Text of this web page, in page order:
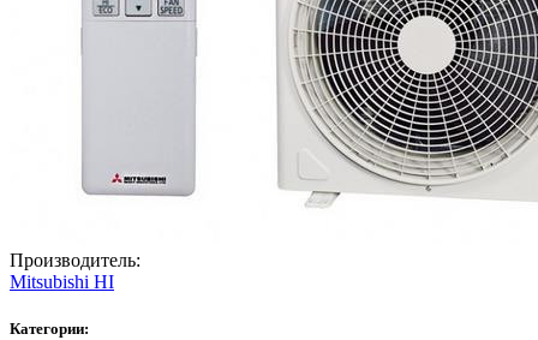
Производитель:
Mitsubishi HI
Категории: